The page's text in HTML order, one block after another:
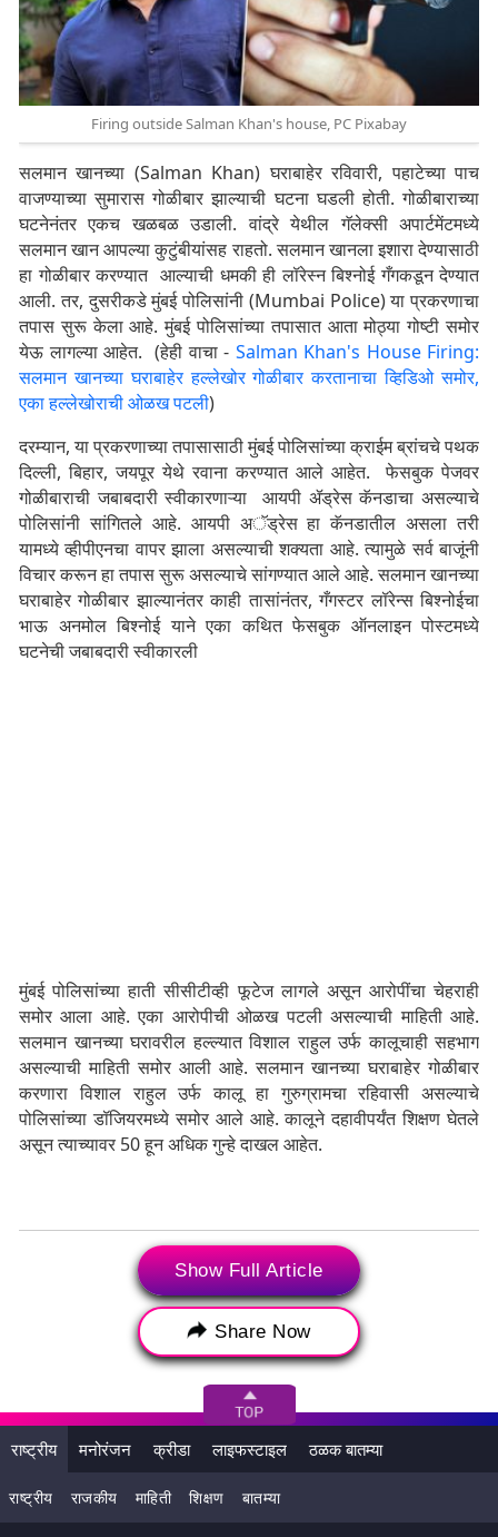
Firing outside Salman Khan's house, PC Pixabay
सलमान खानच्या (Salman Khan) घराबाहेर रविवारी, पहाटेच्या पाच
वाजण्याच्या सुमारास गोळीबार झाल्याची घटना घडली होती. गोळीबाराच्या
घटनेनंतर एकच खळबळ उडाली. वांद्रे येथील गॅलेक्सी अपार्टमेंटमध्ये
सलमान खान आपल्या कुटुंबीयांसह राहतो. सलमान खानला इशारा देण्यासाठी
हा गोळीबार करण्यात आल्याची धमकी ही लॉरेस्न बिश्नोई गँगकडून देण्यात
आली. तर, दुसरीकडे मुंबई पोलिसांनी (Mumbai Police) या प्रकरणाचा
तपास सुरू केला आहे. मुंबई पोलिसांच्या तपासात आता मोठ्या गोष्टी समोर
येऊ लागल्या आहेत. (हेही वाचा - Salman Khan's House Firing:
सलमान खानच्या घराबाहेर हल्लेखोर गोळीबार करतानाचा व्हिडिओ समोर,
एका हल्लेखोराची ओळख पटली)
दरम्यान, या प्रकरणाच्या तपासासाठी मुंबई पोलिसांच्या क्राईम ब्रांचचे पथक
दिल्ली, बिहार, जयपूर येथे रवाना करण्यात आले आहेत. फेसबुक पेजवर
गोळीबाराची जबाबदारी स्वीकारणाऱ्या आयपी ॲड्रेस कॅनडाचा असल्याचे
पोलिसांनी सांगितले आहे. आयपी अॅड्रेस हा कॅनडातील असला तरी
यामध्ये व्हीपीएनचा वापर झाला असल्याची शक्यता आहे. त्यामुळे सर्व बाजूंनी
विचार करून हा तपास सुरू असल्याचे सांगण्यात आले आहे. सलमान खानच्या
घराबाहेर गोळीबार झाल्यानंतर काही तासांनंतर, गँगस्टर लॉरेन्स बिश्नोईचा
भाऊ अनमोल बिश्नोई याने एका कथित फेसबुक ऑनलाइन पोस्टमध्ये
घटनेची जबाबदारी स्वीकारली
मुंबई पोलिसांच्या हाती सीसीटीव्ही फूटेज लागले असून आरोपींचा चेहराही
समोर आला आहे. एका आरोपीची ओळख पटली असल्याची माहिती आहे.
सलमान खानच्या घरावरील हल्ल्यात विशाल राहुल उर्फ ​​कालूचाही सहभाग
असल्याची माहिती समोर आली आहे. सलमान खानच्या घराबाहेर गोळीबार
करणारा विशाल राहुल उर्फ ​​कालू हा गुरुग्रामचा रहिवासी असल्याचे
पोलिसांच्या डॉजियरमध्ये समोर आले आहे. कालूने दहावीपर्यंत शिक्षण घेतले
असून त्याच्यावर 50 हून अधिक गुन्हे दाखल आहेत.
Actor Salman Khan Lawrence Bishnoi
Lawrence Bishnoi gang Raj Thackeray
Raj Thackeray Salman Khan Meet
Salman Khan House Firing अभिनेता सलमान खान
बिश्नोई गँग मनसेप्रमुख राज ठाकरे लॉरेन्स बिश्नोई गँग
Show Full Article
Share Now
राष्ट्रीय मनोरंजन क्रीडा लाइफस्टाइल ठळक बातम्या
राष्ट्रीय राजकीय माहिती शिक्षण बातम्या